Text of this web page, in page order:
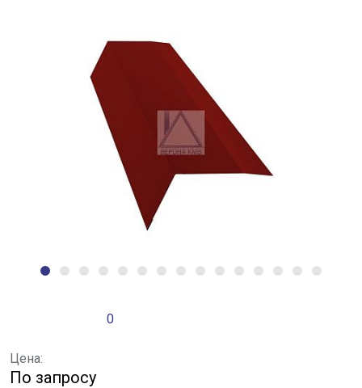
0
Цена:
По запросу